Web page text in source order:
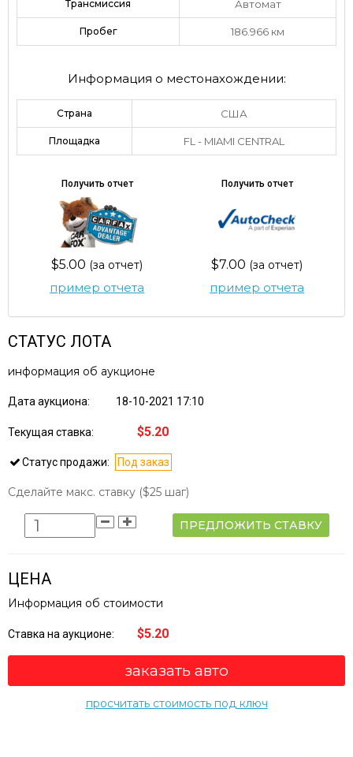
Трансмиссия Автомат
Пробег 186.966 км
Информация о местонахождении:
Страна США
Площадка FL - MIAMI CENTRAL
Получить отчет
$5.00 (за отчет)
пример отчета
Получить отчет
$7.00 (за отчет)
пример отчета
СТАТУС ЛОТА
информация об аукционе
Дата аукциона: 18-10-2021 17:10
Текущая ставка: $5.20
Статус продажи: Под заказ
Сделайте макс. ставку ($25 шаг)
ПРЕДЛОЖИТЬ СТАВКУ
ЦЕНА
Информация об стоимости
Ставка на аукционе: $5.20
заказать авто
просчитать стоимость под ключ